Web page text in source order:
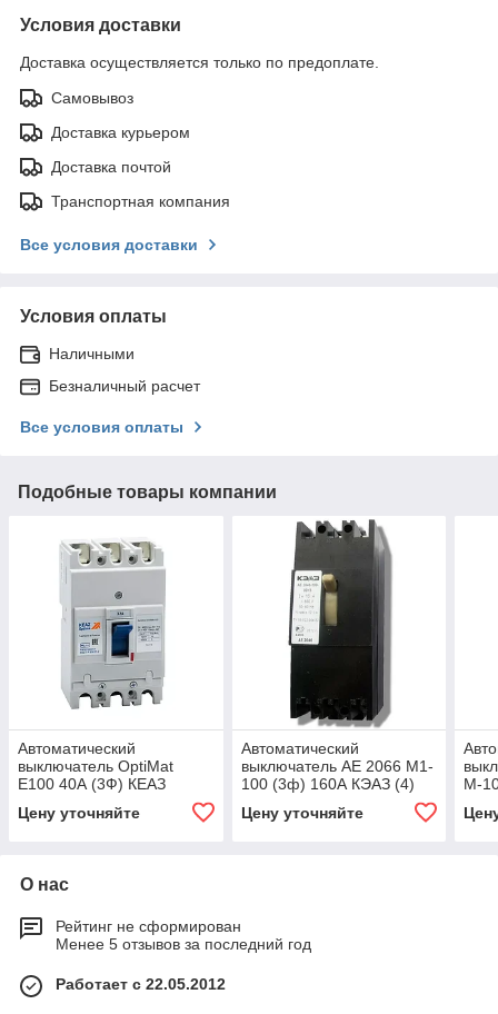
Условия доставки
Доставка осуществляется только по предоплате.
Самовывоз
Доставка курьером
Доставка почтой
Транспортная компания
Все условия доставки
Условия оплаты
Наличными
Безналичный расчет
Все условия оплаты
Подобные товары компании
Автоматический
выключатель OptiMat
E100 40А (3Ф) КЕАЗ
Цену уточняйте
Автоматический
выключатель АЕ 2066 М1-
100 (3ф) 160А КЭАЗ (4)
Цену уточняйте
М-
О нас
Рейтинг не сформирован
Менее 5 отзывов за последний год
Работает с 22.05.2012